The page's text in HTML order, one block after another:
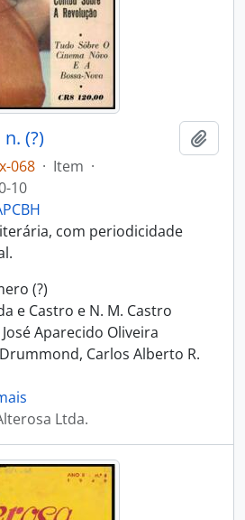
(?)
068 · Item ·
10
com periodicidade
(?)
e Castro e N. M. Castro
Aparecido Oliveira
Carlos Alberto R.
Ltda.